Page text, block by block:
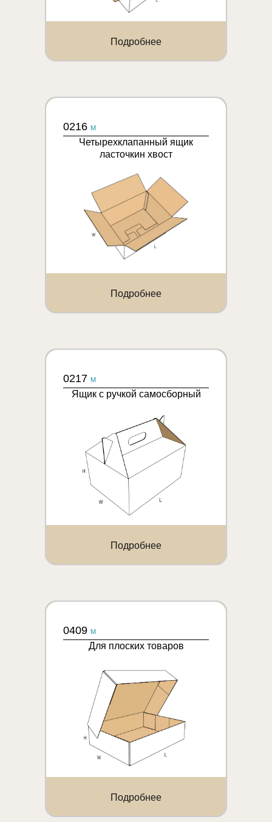
Подробнее
0216 M
Четырехклапанный ящик
ласточкин хвост
Подробнее
0217 M
Ящик с ручкой самосборный
Подробнее
0409 M
Для плоских товаров
Подробнее